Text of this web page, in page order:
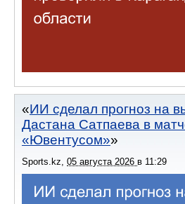
ИИ сделал прогноз на
Дастана Сатпаева в
«Ювентусом»
Sports.kz, 05 августа 2026 в 11:29